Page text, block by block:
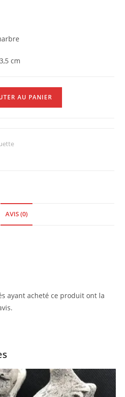
AU PANIER
AVIS (0)
ayant acheté ce produit ont la